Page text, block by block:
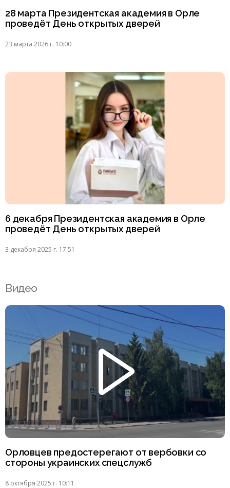
28 марта Президентская академия в Орле
проведёт День открытых дверей
23 марта 2026 г. 10:00
6 декабря Президентская академия в Орле
проведёт День открытых дверей
3 декабря 2025 г. 17:51
Видео
Орловцев предостерегают от вербовки со
стороны украинских спецслужб
8 октября 2025 г. 10:11